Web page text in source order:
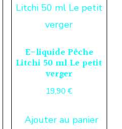
E-liquide Pêche
Litchi 50 ml Le petit
verger
19,90€
Ajouter au panier